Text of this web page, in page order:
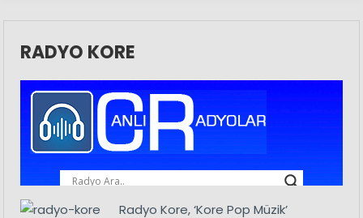
RADYO KORE
Radyo Kore, ‘Kore Pop Müzik’